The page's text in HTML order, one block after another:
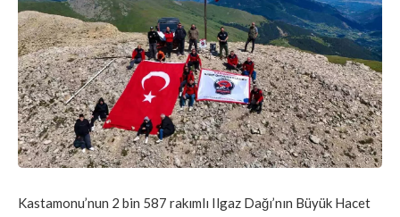
Kastamonu’nun 2 bin 587 rakımlı Ilgaz Dağı’nın Büyük Hacet